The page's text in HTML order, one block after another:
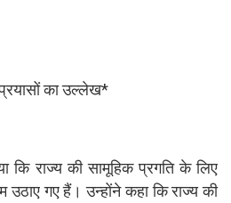
प्रयासों का उल्लेख*
कि राज्य की सामूहिक प्रगति के लिए
उठाए गए हैं। उन्होंने कहा कि राज्य की